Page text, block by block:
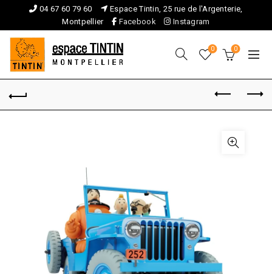
04 67 60 79 60
Espace Tintin, 25 rue de l'Argenterie,
Montpellier
Facebook Instagram
0 0